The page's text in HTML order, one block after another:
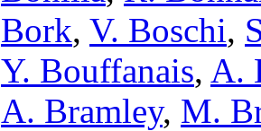
Bork, V. Boschi,
Y. Bouffanais, A.
A. Bramley, M.